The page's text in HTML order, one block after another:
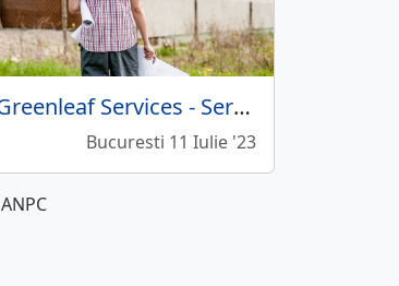
Greenleaf Services - Servicii de curatenie si amenajari interioare
Bucuresti 11 Iulie '23
ANPC